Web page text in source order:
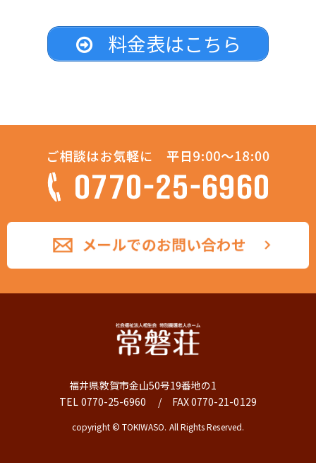
料金表はこちら
福井県敦賀市金山50号19番地の1
TEL 0770-25-6960 / FAX 0770-21-0129
copyright © TOKIWASO. All Rights Reserved.